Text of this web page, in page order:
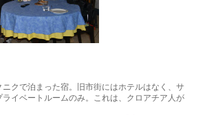
クで泊まった宿。旧市街にはホテルはなく、サ
イベートルームのみ。これは、クロアチア人が